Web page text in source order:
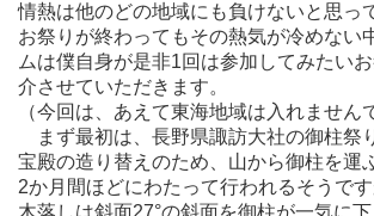
情熱は他のどの地域にも負けないと思っ
お祭りが終わってもその熱気が冷めない
ムは僕自身が是非1回は参加してみたい
介させていただきます。
（今回は、あえて東海地域は入れません
まず最初は、長野県諏訪大社の御柱祭
宝殿の造り替えのため、山から御柱を運
2か月間ほどにわたって行われるそうで
木落しは斜面27°の斜面を御柱が一気に